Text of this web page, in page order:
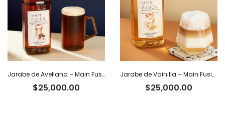
Jarabe de Avellana – Main Fusion
$25,000.00
Jarabe de Vainilla – Main Fusion
$25,000.00